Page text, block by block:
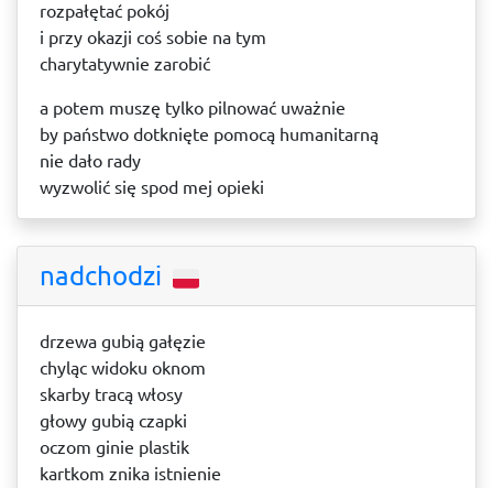
rozpałętać pokój
i przy okazji coś sobie na tym
charytatywnie zarobić
a potem muszę tylko pilnować uważnie
by państwo dotknięte pomocą humanitarną
nie dało rady
wyzwolić się spod mej opieki
nadchodzi
drzewa gubią gałęzie
chyląc widoku oknom
skarby tracą włosy
głowy gubią czapki
oczom ginie plastik
kartkom znika istnienie